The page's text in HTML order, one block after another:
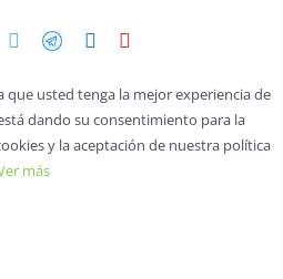
Twitter
TelegramLinkedIn
que usted tenga la mejor experiencia de
dando su consentimiento para la
y la aceptación de nuestra política
más